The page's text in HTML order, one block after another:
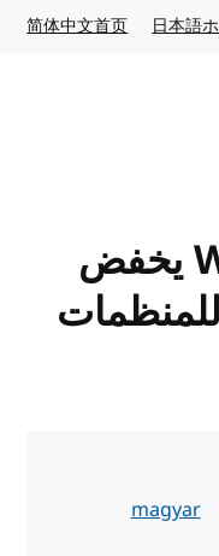
日本語
Japanese website
简体中文首页
الكنسورسيوم W3C يخفض
magyar